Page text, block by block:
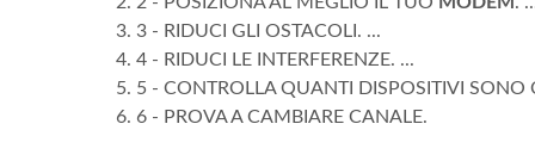
3 - RIDUCI GLI OSTACOLI. ...
4 - RIDUCI LE INTERFERENZE. ...
5 - CONTROLLA QUANTI DISPOSITIVI SONO
6 - PROVA A CAMBIARE CANALE.